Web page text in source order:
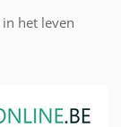
in het leven